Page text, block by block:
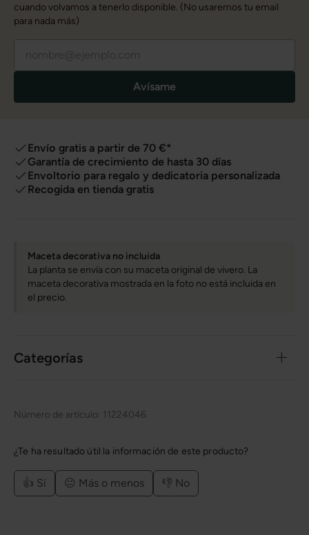
cuando volvamos a tenerlo disponible. (No usaremos tu email
para nada más)
Avísame
Envío gratis a partir de 70 €*
Garantía de crecimiento de hasta 30 días
Envoltorio para regalo y dedicatoria personalizada
Recogida en tienda gratis
Maceta decorativa no incluida
La planta se envía con su maceta original de vivero. La
maceta decorativa mostrada en la foto no está incluida en
el precio.
Categorías
Número de artículo: 11224046
¿Te ha resultado útil la información de este producto?
👍 Sí 😐 Más o menos 👎 No